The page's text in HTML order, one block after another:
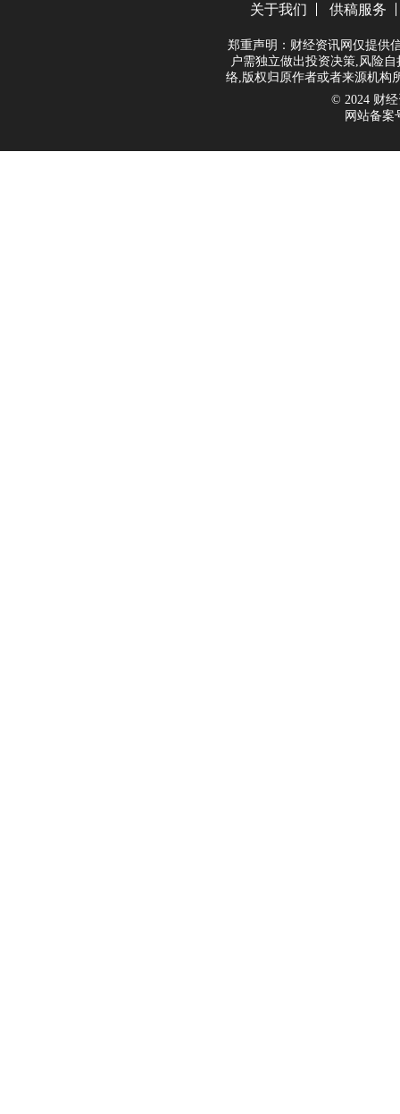
关于我们 供稿服务
郑重声明：财经资讯网仅提供
户需独立做出投资决策,风险
络,版权归原作者或者来源机构
© 2024 财经
网站备案